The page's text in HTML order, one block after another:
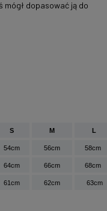
mógł dopasować ją do
S M L
54cm 56cm 58cm
64cm 66cm 68cm
61cm 62cm 63cm